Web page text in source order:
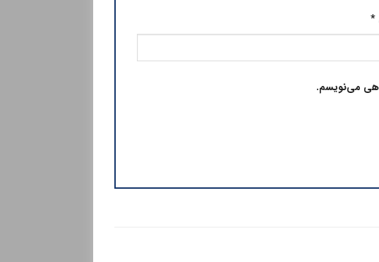
*
می‌نویسم.